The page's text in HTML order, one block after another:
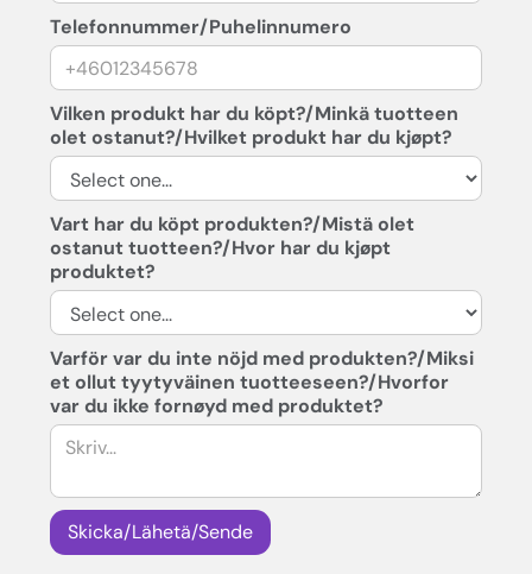
Telefonnummer/Puhelinnumero
Vilken produkt har du köpt?/Minkä tuotteen
olet ostanut?/Hvilket produkt har du kjøpt?
Vart har du köpt produkten?/Mistä olet
ostanut tuotteen?/Hvor har du kjøpt
produktet?
Varför var du inte nöjd med produkten?/Miksi
et ollut tyytyväinen tuotteeseen?/Hvorfor
var du ikke fornøyd med produktet?